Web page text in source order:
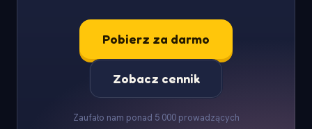
Pobierz za darmo
Zobacz cennik
Zaufało nam ponad 5 000 prowadzących